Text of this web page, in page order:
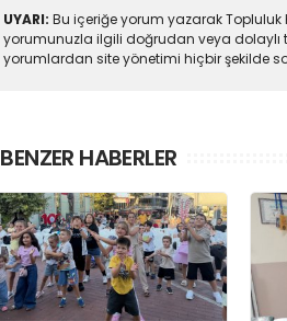
UYARI: Bu içeriğe yorum yazarak Topluluk
yorumunuzla ilgili doğrudan veya dolaylı
yorumlardan site yönetimi hiçbir şekilde
BENZER HABERLER